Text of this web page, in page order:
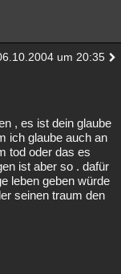
um 20:35
, es ist dein glaube
ich glaube auch an
tod oder das es
ist aber so . dafür
leben geben würde
seinen traum den